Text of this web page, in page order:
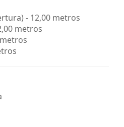
- 12,00 metros
metros